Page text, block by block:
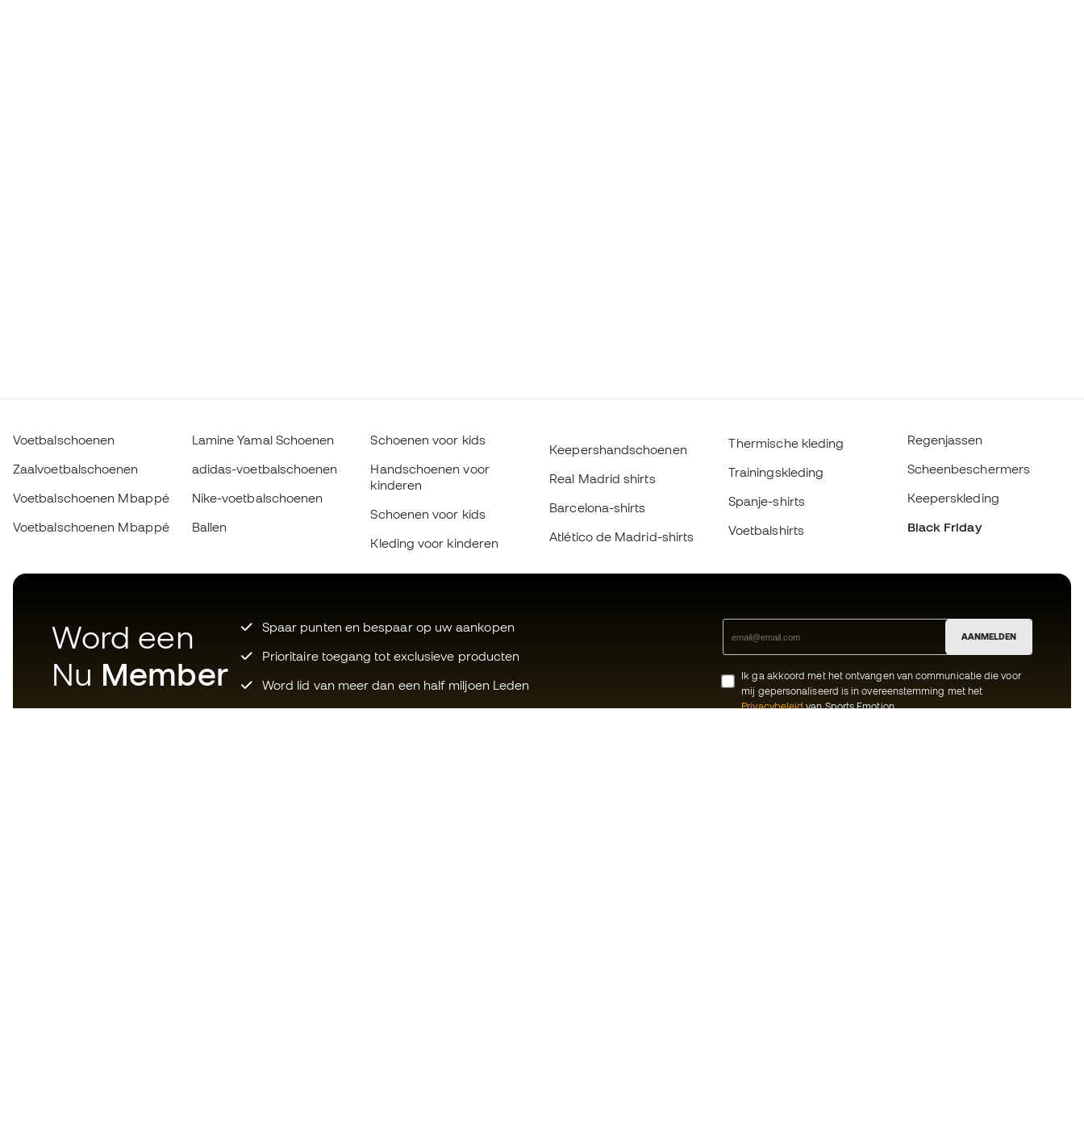
Voetbalschoenen
Zaalvoetbalschoenen
Voetbalschoenen Mbappé
Voetbalschoenen Mbappé
Lamine Yamal Schoenen
adidas-voetbalschoenen
Nike-voetbalschoenen
Ballen
Schoenen voor kids
Handschoenen voor
kinderen
Schoenen voor kids
Kleding voor kinderen
Keepershandschoenen
Real Madrid shirts
Barcelona-shirts
Atlético de Madrid-shirts
Thermische kleding
Trainingskleding
Spanje-shirts
Voetbalshirts
Regenjassen
Scheenbeschermers
Keeperskleding
Black Friday
Word een
Nu Member
Spaar punten en bespaar op uw aankopen
Prioritaire toegang tot exclusieve producten
Word lid van meer dan een half miljoen Leden
AANMELDEN
Ik ga akkoord met het ontvangen van communicatie die voor
mij gepersonaliseerd is in overeenstemming met het
Privacybeleidvan Sports Emotion.